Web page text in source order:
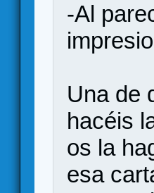
-Al
Una de
hacéis
os la
esa